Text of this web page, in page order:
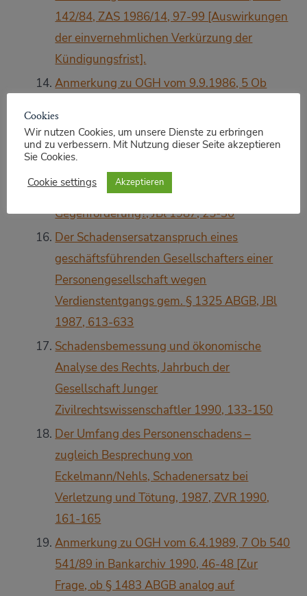
142/84, ZAS 1986/14, 97-99 [Auswirkungen
der einvernehmlichen Verkürzung der
Kündigungsfrist].
Anmerkung zu OGH vom 9.9.1986, 5 Ob
Schadenersatzanspruchs gegen den
Frachtführer].
Verjährungsunterbrechung durch
Anerkenntnis bei Einwendung einer
Gegenforderung?, JBl 1987, 25-30
Der Schadensersatzanspruch eines
geschäftsführenden Gesellschafters einer
Personengesellschaft wegen
Verdienstentgangs gem. § 1325 ABGB, JBl
1987, 613-633
Schadensbemessung und ökonomische
Analyse des Rechts, Jahrbuch der
Gesellschaft Junger
Zivilrechtswissenschaftler 1990, 133-150
Der Umfang des Personenschadens –
zugleich Besprechung von
Eckelmann/Nehls, Schadenersatz bei
Verletzung und Tötung, 1987, ZVR 1990,
161-165
Anmerkung zu OGH vom 6.4.1989, 7 Ob 540
541/89 in Bankarchiv 1990, 46-48 [Zur
Frage, ob § 1483 ABGB analog auf
Cookies
Wir nutzen Cookies, um unsere Dienste zu erbringen
und zu verbessern. Mit Nutzung dieser Seite akzeptieren
Sie Cookies.
Cookie settings
Akzeptieren